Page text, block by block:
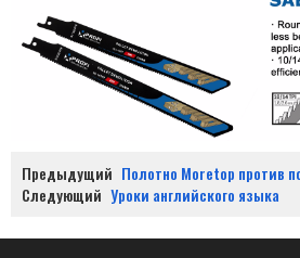
Предыдущий Полотно Moretop против
Следующий Уроки английского языка